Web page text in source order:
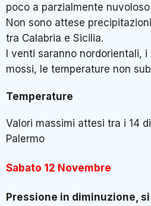
poco a parzialmente
Non sono attese
tra Calabria e Sicilia.
I venti saranno nordorientali,
mossi, le temperature non
Temperature
Valori massimi attesi tra i 14
Palermo
Sabato 12 Novembre
Pressione in diminuzione,